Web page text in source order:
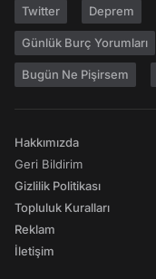
Twitter Deprem
Günlük Burç Yorumları
Bugün Ne Pişirsem
Hakkımızda
Geri Bildirim
Gizlilik Politikası
Topluluk Kuralları
Reklam
İletişim